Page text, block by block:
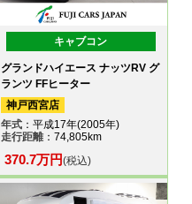
キャブコン
グランドハイエース ナッツRV グ
ランツ FFヒーター
神戸西宮店
年式：平成17年(2005年)
走行距離：74,805km
370.7万円(税込)